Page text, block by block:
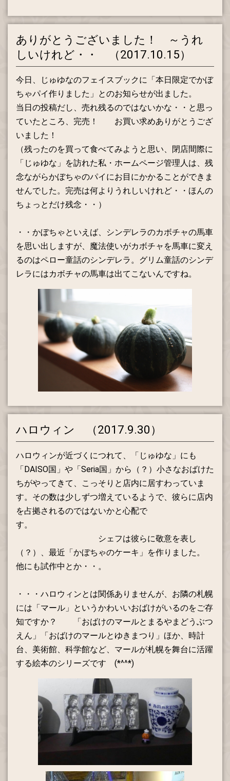
ありがとうございました！ ～うれ
しいけれど・・ （2017.10.15）
今日、じゅゆなのフェイスブックに「本日限定でかぼ
ちゃパイ作りました」とのお知らせが出ました。
当日の投稿だし、売れ残るのではないかな・・と思っ
ていたところ、完売！ お買い求めありがとうござ
いました！
（残ったのを買って食べてみようと思い、閉店間際に
「じゅゆな」を訪れた私・ホームページ管理人は、残
念ながらかぼちゃのパイにお目にかかることができま
せんでした。完売は何よりうれしいけれど・・ほんの
ちょっとだけ残念・・）
・・かぼちゃといえば、シンデレラのカボチャの馬車
を思い出しますが、魔法使いがカボチャを馬車に変え
るのはペロー童話のシンデレラ。グリム童話のシンデ
レラにはカボチャの馬車は出てこないんですね。
ハロウィン （2017.9.30）
ハロウィンが近づくにつれて、「じゅゆな」にも
「DAISO国」や「Seria国」から（？）小さなおばけた
ちがやってきて、こっそりと店内に居すわっていま
す。その数は少しずつ増えているようで、彼らに店内
を占拠されるのではないかと心配で
す。
シェフは彼らに敬意を表し
（？）、最近「かぼちゃのケーキ」を作りました。
他にも試作中とか・・。
・・・ハロウィンとは関係ありませんが、お隣の札幌
には「マール」というかわいいおばけがいるのをご存
知ですか？ 「おばけのマールとまるやまどうぶつ
えん」「おばけのマールとゆきまつり」ほか、時計
台、美術館、科学館など、マールが札幌を舞台に活躍
する絵本のシリーズです (*^^*)